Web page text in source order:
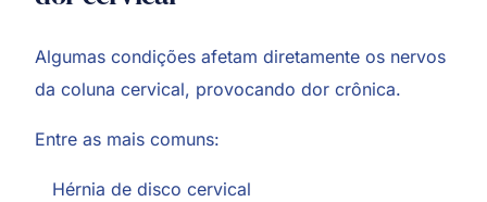
Algumas condições afetam diretamente os nervos
da coluna cervical, provocando dor crônica.
Entre as mais comuns:
Hérnia de disco cervical